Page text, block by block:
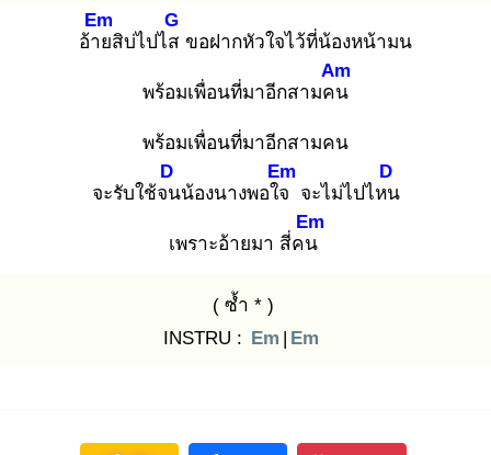
อ้าย
Em
สิบ่ไปไส
G
ขอฝากหัวใจไว้ที่น้องหน้ามน
พร้อมเพื่อนที่มาอีกสามคน
Am
พร้อมเพื่อนที่มาอีกสามคน
จะรับใช้จน
D
น้องนางพอใจ
Em
จะไม่ไปไหน
D
เพราะอ้ายมา สี่คน
Em
( ซ้ำ * )
INSTRU : Em | Em